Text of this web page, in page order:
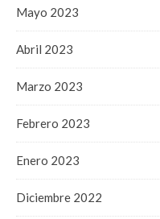
Mayo 2023
Abril 2023
Marzo 2023
Febrero 2023
Enero 2023
Diciembre 2022